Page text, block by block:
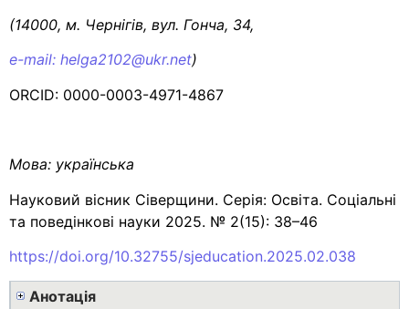
(14000, м. Чернігів, вул. Гонча, 34,
e-mail: helga2102@ukr.net)
ORCID: 0000-0003-4971-4867
Мова: українська
Науковий вісник Сіверщини. Серія: Освіта. Соціальні
та поведінкові науки 2025. № 2(15): 38–46
https://doi.org/10.32755/sjeducation.2025.02.038
Анотація